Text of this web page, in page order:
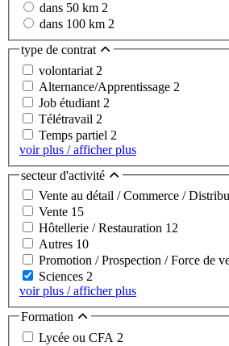
dans 50 km 2
dans 100 km 2
type de contrat
volontariat 2
Alternance/Apprentissage 2
Job étudiant 2
Télétravail 2
Temps partiel 2
voir plus / afficher plus
secteur d'activité
Vente au détail / Commerce /
Vente 15
Hôtellerie / Restauration 12
Autres 10
Promotion / Prospection / Force de
Sciences 2
voir plus / afficher plus
Formation
Lycée ou CFA 2